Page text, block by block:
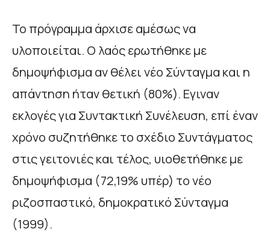
Το πρόγραμμα άρχισε αμέσως να
υλοποιείται. Ο λαός ερωτήθηκε με
δημοψήφισμα αν θέλει νέο Σύνταγμα και η
απάντηση ήταν θετική (80%). Εγιναν
εκλογές για Συντακτική Συνέλευση, επί έναν
χρόνο συζητήθηκε το σχέδιο Συντάγματος
στις γειτονιές και τέλος, υιοθετήθηκε με
δημοψήφισμα (72,19% υπέρ) το νέο
ριζοσπαστικό, δημοκρατικό Σύνταγμα
(1999).